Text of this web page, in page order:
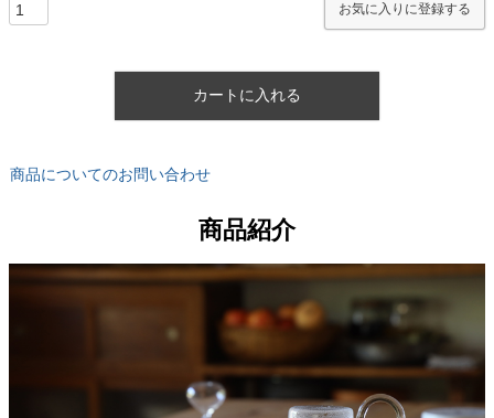
お気に入りに登録する
カートに入れる
商品についてのお問い合わせ
商品紹介